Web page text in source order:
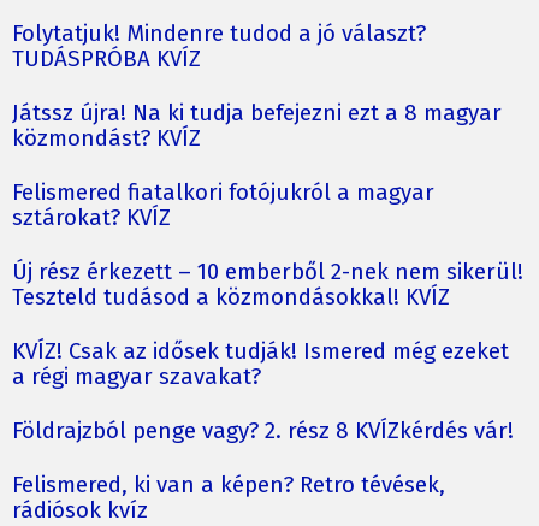
Folytatjuk! Mindenre tudod a jó választ?
TUDÁSPRÓBA KVÍZ
Játssz újra! Na ki tudja befejezni ezt a 8 magyar
közmondást? KVÍZ
Felismered fiatalkori fotójukról a magyar
sztárokat? KVÍZ
Új rész érkezett – 10 emberből 2-nek nem sikerül!
Teszteld tudásod a közmondásokkal! KVÍZ
KVÍZ! Csak az idősek tudják! Ismered még ezeket
a régi magyar szavakat?
Földrajzból penge vagy? 2. rész 8 KVÍZkérdés vár!
Felismered, ki van a képen? Retro tévések,
rádiósok kvíz